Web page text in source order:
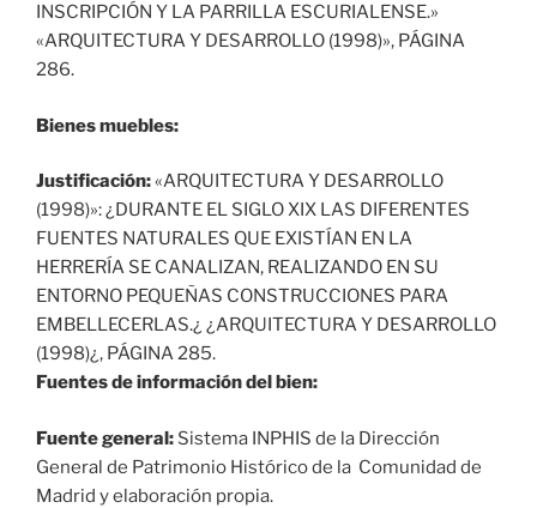
INSCRIPCIÓN Y LA PARRILLA ESCURIALENSE.»
«ARQUITECTURA Y DESARROLLO (1998)», PÁGINA
286.
Bienes muebles:
Justificación:«ARQUITECTURA Y DESARROLLO
(1998)»: ¿DURANTE EL SIGLO XIX LAS DIFERENTES
FUENTES NATURALES QUE EXISTÍAN EN LA
HERRERÍA SE CANALIZAN, REALIZANDO EN SU
ENTORNO PEQUEÑAS CONSTRUCCIONES PARA
EMBELLECERLAS.¿ ¿ARQUITECTURA Y DESARROLLO
(1998)¿, PÁGINA 285.
Fuentes de información del bien:
Fuente general: Sistema INPHIS de la Dirección
General de Patrimonio Histórico de la Comunidad de
Madrid y elaboración propia.